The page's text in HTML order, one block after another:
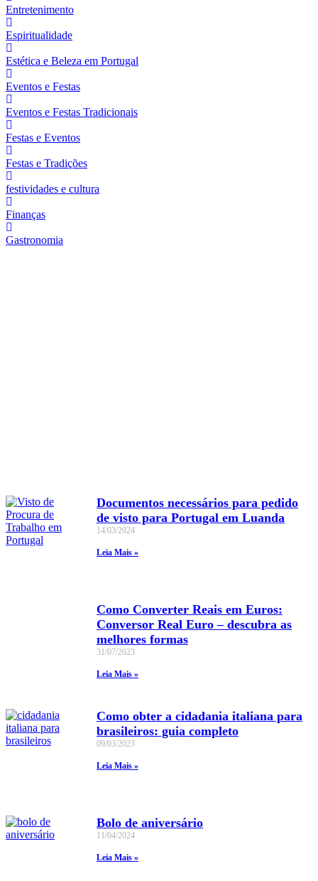
Entretenimento
Espiritualidade
Estética e Beleza em Portugal
Eventos e Festas
Eventos e Festas Tradicionais
Festas e Eventos
Festas e Tradições
festividades e cultura
Finanças
Gastronomia
Documentos necessários para pedido
de visto para Portugal em Luanda
14/03/2024
Leia Mais »
Como Converter Reais em Euros:
Conversor Real Euro – descubra as
melhores formas
31/07/2023
Leia Mais »
Como obter a cidadania italiana para
brasileiros: guia completo
09/03/2023
Leia Mais »
Bolo de aniversário
11/04/2024
Leia Mais »